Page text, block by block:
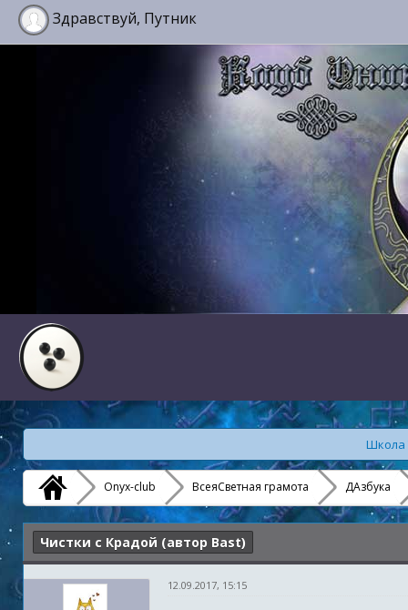
Здравствуй, Путник
Школа
Onyx-club ВсеяСветная грамота ДАзбука
Чистки с Крадой (автор Bast)
12.09.2017, 15:15